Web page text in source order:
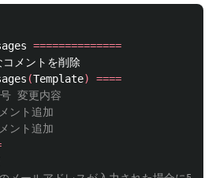
==============
(Template)
====
変更内容
ント追加
ント追加